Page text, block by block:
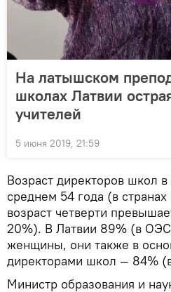
На латышском
школах Латвии
учителей
5 июня 2019, 21:59
Возраст директоров школ в
среднем 54 года (в
возраст четверти
20%). В Латвии 89% (в
женщины, они также в
директорами школ — 84%
Министр образования и